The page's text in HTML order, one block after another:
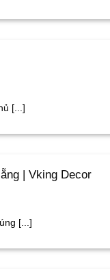
[...]
| Vking Decor
[...]